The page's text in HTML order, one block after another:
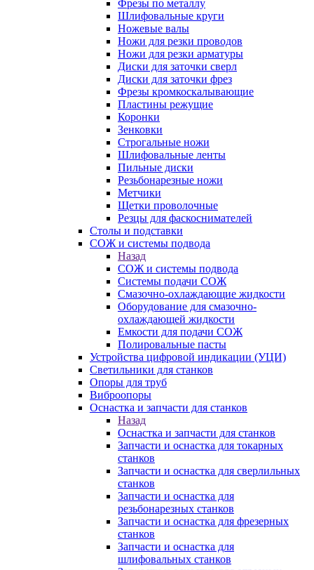
Фрезы по металлу
Шлифовальные круги
Ножевые валы
Ножи для резки проводов
Ножи для резки арматуры
Диски для заточки сверл
Диски для заточки фрез
Фрезы кромкоскалывающие
Пластины режущие
Коронки
Зенковки
Строгальные ножи
Шлифовальные ленты
Пильные диски
Резьбонарезные ножи
Метчики
Щетки проволочные
Резцы для фаскоснимателей
Столы и подставки
СОЖ и системы подвода
Назад
СОЖ и системы подвода
Системы подачи СОЖ
Смазочно-охлаждающие жидкости
Оборудование для смазочно-
охлаждающей жидкости
Емкости для подачи СОЖ
Полировальные пасты
Устройства цифровой индикации (УЦИ)
Светильники для станков
Опоры для труб
Виброопоры
Оснастка и запчасти для станков
Назад
Оснастка и запчасти для станков
Запчасти и оснастка для токарных
станков
Запчасти и оснастка для сверлильных
станков
Запчасти и оснастка для
резьбонарезных станков
Запчасти и оснастка для фрезерных
станков
Запчасти и оснастка для
шлифовальных станков